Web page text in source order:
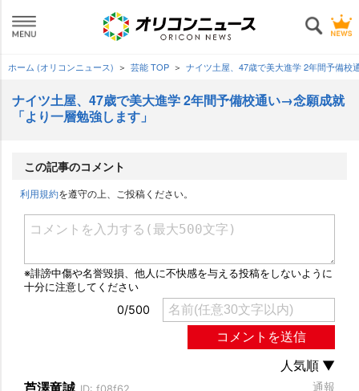
ホーム (オリコンニュース) 芸能 TOP ナイツ土屋、47歳で美大進学 2年間予備
ナイツ土屋、47歳で美大進学 2年間予備校通い→念願成就
「より一層勉強します」
この記事のコメント
利用規約を遵守の上、ご投稿ください。